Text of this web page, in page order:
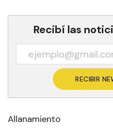
Recibí las
RECIBIR
Allanamiento